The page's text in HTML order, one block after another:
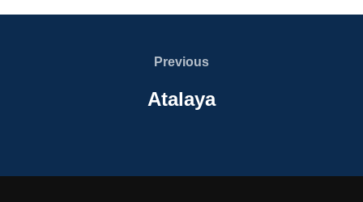
Previous
Previous
Atalaya